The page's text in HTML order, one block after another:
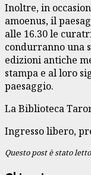
Inoltre, in
amoenus, il
alle 16.30 le
condurranno una
edizioni antiche
stampa e al loro
paesaggio.
La Biblioteca
Ingresso libero,
Questo post è stato